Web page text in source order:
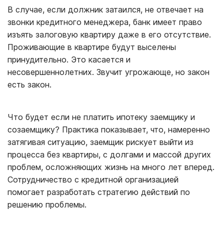
В случае, если должник затаился, не отвечает на
звонки кредитного менеджера, банк имеет право
изъять залоговую квартиру даже в его отсутствие.
Проживающие в квартире будут выселены
принудительно. Это касается и
несовершеннолетних. Звучит угрожающе, но закон
есть закон.
Что будет если не платить ипотеку заемщику и
созаемщику? Практика показывает, что, намеренно
затягивая ситуацию, заемщик рискует выйти из
процесса без квартиры, с долгами и массой других
проблем, осложняющих жизнь на много лет вперед.
Сотрудничество с кредитной организацией
помогает разработать стратегию действий по
решению проблемы.